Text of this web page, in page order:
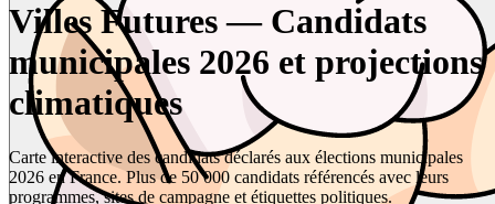
Villes Futures — Candidats
municipales 2026 et projections
climatiques
Carte interactive des candidats déclarés aux élections municipales
2026 en France. Plus de 50 000 candidats référencés avec leurs
programmes, sites de campagne et étiquettes politiques.